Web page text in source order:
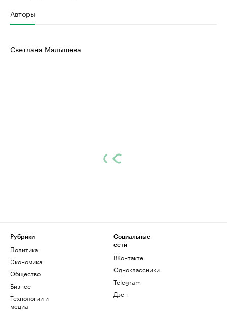
Авторы
Светлана Малышева
Рубрики
Политика
Экономика
Общество
Бизнес
Технологии и
медиа
Социальные
сети
ВКонтакте
Одноклассники
Telegram
Дзен